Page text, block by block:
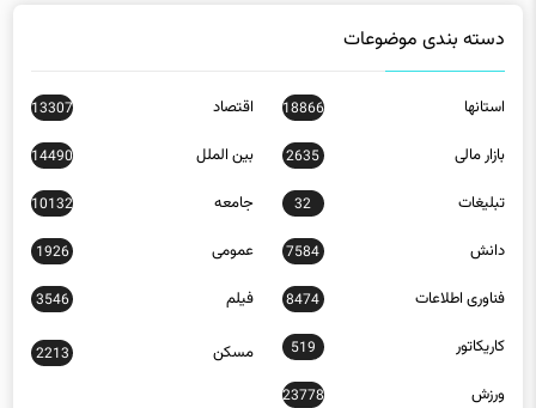
دسته بندی موضوعات
استانها 18866 اقتصاد 13307
بازار مالی 2635 بین الملل 14490
تبلیغات 32 جامعه 10132
دانش 7584 عمومی 1926
فناوری اطلاعات 8474 فیلم 3546
کاریکاتور 519 مسکن 2213
ورزش 23778